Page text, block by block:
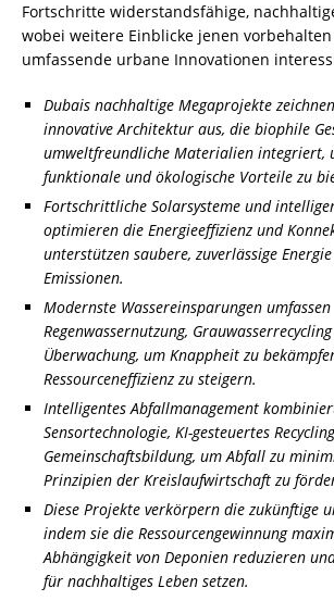
Fortschritte widerstandsfähige,
wobei weitere Einblicke jenen
umfassende urbane Innovationen
Dubais nachhaltige Megaprojekte
innovative Architektur aus, die biophile
umweltfreundliche Materialien integriert,
funktionale und ökologische Vorteile zu
Fortschrittliche Solarsysteme und
optimieren die Energieeffizienz und
unterstützen saubere, zuverlässige
Emissionen.
Modernste Wassereinsparungen umfassen
Regenwassernutzung,
Überwachung, um Knappheit zu
Ressourceneffizienz zu steigern.
Intelligentes Abfallmanagement
Sensortechnologie, KI-gesteuertes
Gemeinschaftsbildung, um Abfall zu
Prinzipien der Kreislaufwirtschaft zu
Diese Projekte verkörpern die zukünftige
indem sie die Ressourcengewinnung
Abhängigkeit von Deponien reduzieren
für nachhaltiges Leben setzen.